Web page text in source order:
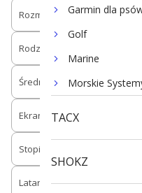
Garmin dla
Golf
Marine
Morskie
TACX
SHOKZ
Rozmiar koperty
Rodzaj ekranu
Średnica lub przekątna
Ekran dotykowy
Stopień ochrony IP
Latarka na krawędzi